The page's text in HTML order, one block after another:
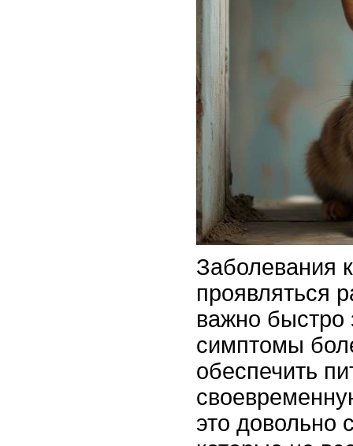
Заболевания
проявляться
важно быстро
симптомы
обеспечить
это довольно